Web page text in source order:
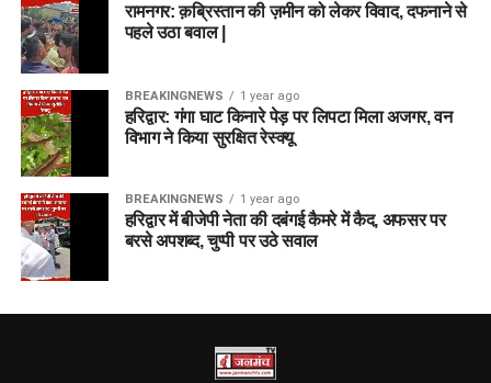
रामनगर: क़ब्रिस्तान की ज़मीन को लेकर विवाद, दफनाने से
पहले उठा बवाल |
BREAKINGNEWS 1 year ago
हरिद्वार: गंगा घाट किनारे पेड़ पर लिपटा मिला अजगर, वन
विभाग ने किया सुरक्षित रेस्क्यू
BREAKINGNEWS 1 year ago
हरिद्वार में बीजेपी नेता की दबंगई कैमरे में कैद, अफसर पर
बरसे अपशब्द, चुप्पी पर उठे सवाल